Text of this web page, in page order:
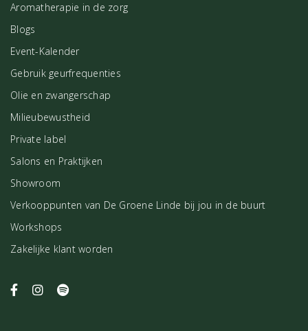
Aromatherapie in de zorg
Blogs
Event-Kalender
Gebruik geurfrequenties
Olie en zwangerschap
Milieubewustheid
Private label
Salons en Praktijken
Showroom
Verkooppunten van De Groene Linde bij jou in de buurt
Workshops
Zakelijke klant worden